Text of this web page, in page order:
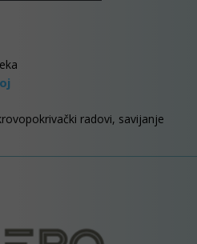
radovi, savijanje